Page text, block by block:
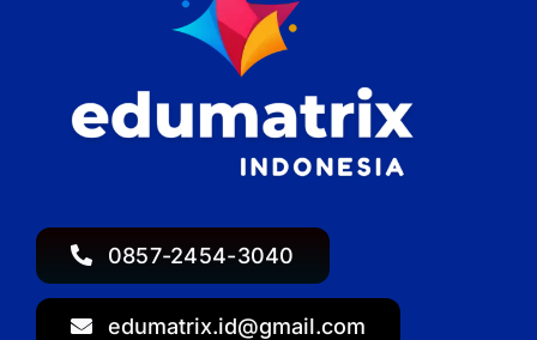
0857-2454-3040
edumatrix.id@gmail.com